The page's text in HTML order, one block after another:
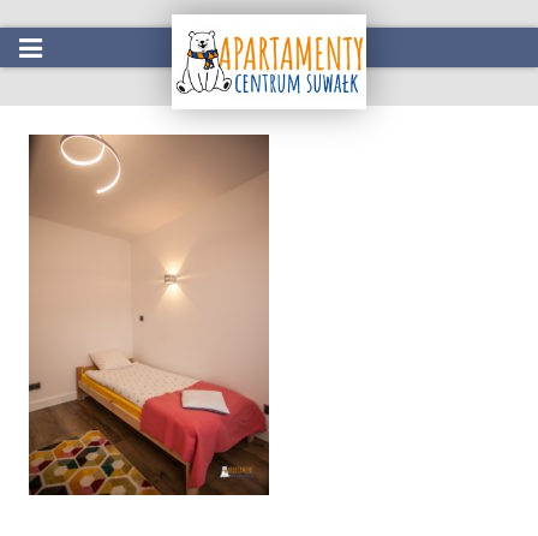
Oferta
Rezerwacja
IMG_4362